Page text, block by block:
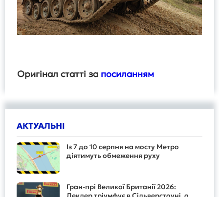
Оригінал статті за посиланням
АКТУАЛЬНІ
Із 7 до 10 серпня на мосту Метро
діятимуть обмеження руху
Гран-прі Великої Британії 2026: